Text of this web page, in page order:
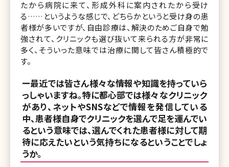
たから病院に来て、形成外科に案内されたから受け
る……というような感じで、どちらかというと受け身の患
者様が多いですが、自由診療は、解決のためご自身で勉
強されて、クリニックも選び抜いて来られる方が非常に
多く、そういった意味では治療に関して皆さん積極的で
す。
ー最近では皆さん様々な情報や知識を持っていら
っしゃいますね。特に都心部では様々なクリニック
があり、ネットやSNSなどで情報を発信している
中、患者様自身でクリニックを選んで足を運んでい
るという意味では、選んでくれた患者様に対して期
待に応えたいという気持ちになるということでしょ
うか。